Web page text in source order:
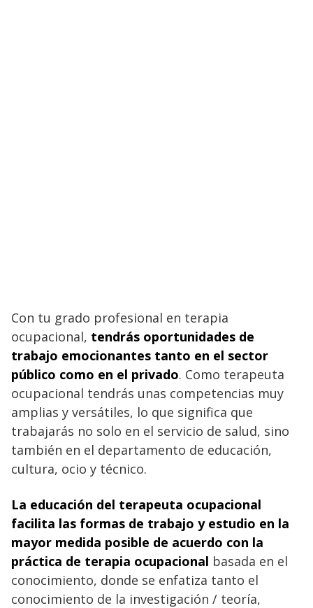
Con tu grado profesional en terapia
ocupacional, tendrás oportunidades de
trabajo emocionantes tanto en el sector
público como en el privado. Como terapeuta
ocupacional tendrás unas competencias muy
amplias y versátiles, lo que significa que
trabajarás no solo en el servicio de salud, sino
también en el departamento de educación,
cultura, ocio y técnico.
La educación del terapeuta ocupacional
facilita las formas de trabajo y estudio en la
mayor medida posible de acuerdo con la
práctica de terapia ocupacional basada en el
conocimiento, donde se enfatiza tanto el
conocimiento de la investigación / teoría,